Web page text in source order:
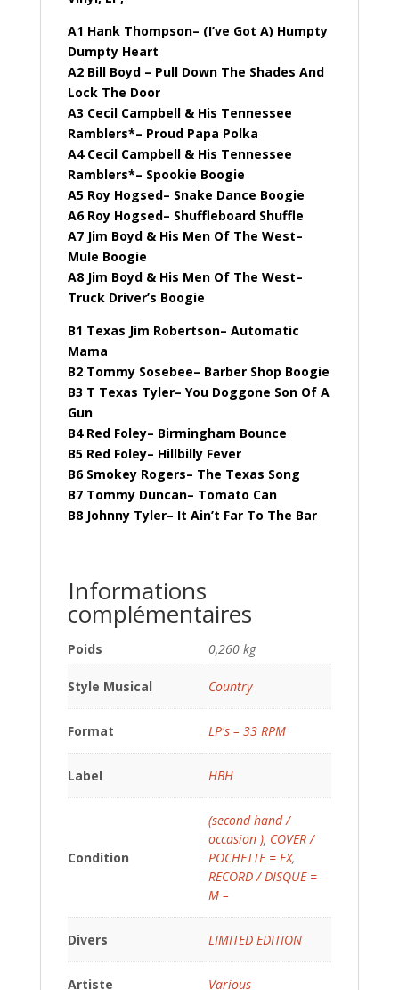
A1 Hank Thompson– (I’ve Got A) Humpty
Dumpty Heart
A2 Bill Boyd – Pull Down The Shades And
Lock The Door
A3 Cecil Campbell & His Tennessee
Ramblers*– Proud Papa Polka
A4 Cecil Campbell & His Tennessee
Ramblers*– Spookie Boogie
A5 Roy Hogsed– Snake Dance Boogie
A6 Roy Hogsed– Shuffleboard Shuffle
A7 Jim Boyd & His Men Of The West–
Mule Boogie
A8 Jim Boyd & His Men Of The West–
Truck Driver’s Boogie
B1 Texas Jim Robertson– Automatic
Mama
B2 Tommy Sosebee– Barber Shop Boogie
B3 T Texas Tyler– You Doggone Son Of A
Gun
B4 Red Foley– Birmingham Bounce
B5 Red Foley– Hillbilly Fever
B6 Smokey Rogers– The Texas Song
B7 Tommy Duncan– Tomato Can
B8 Johnny Tyler– It Ain’t Far To The Bar
Informations
complémentaires
Poids 0,260 kg
Style Musical Country
Format LP's – 33 RPM
Label HBH
Condition
(second hand /
occasion ), COVER /
POCHETTE = EX,
RECORD / DISQUE =
M –
Divers LIMITED EDITION
Artiste Various